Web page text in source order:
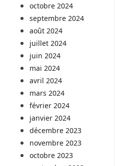
octobre 2024
septembre 2024
août 2024
juillet 2024
juin 2024
mai 2024
avril 2024
mars 2024
février 2024
janvier 2024
décembre 2023
novembre 2023
octobre 2023